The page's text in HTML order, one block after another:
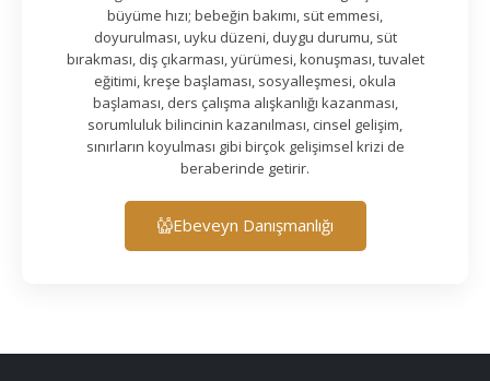
büyüme hızı; bebeğin bakımı, süt emmesi,
doyurulması, uyku düzeni, duygu durumu, süt
bırakması, diş çıkarması, yürümesi, konuşması, tuvalet
eğitimi, kreşe başlaması, sosyalleşmesi, okula
başlaması, ders çalışma alışkanlığı kazanması,
sorumluluk bilincinin kazanılması, cinsel gelişim,
sınırların koyulması gibi birçok gelişimsel krizi de
beraberinde getirir.
Ebeveyn Danışmanlığı